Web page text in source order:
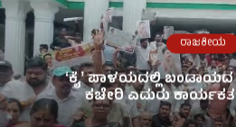
ರಾಜಕೀಯ
ʻಕೈʼ​ ಪಾಳಯದಲ್ಲಿ ಬಂಡಾಯದ
ಕಚೇರಿ ಎದುರು